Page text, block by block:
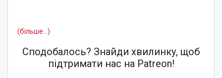
(більше…)
Сподобалось? Знайди хвилинку, щоб
підтримати нас на Patreon!